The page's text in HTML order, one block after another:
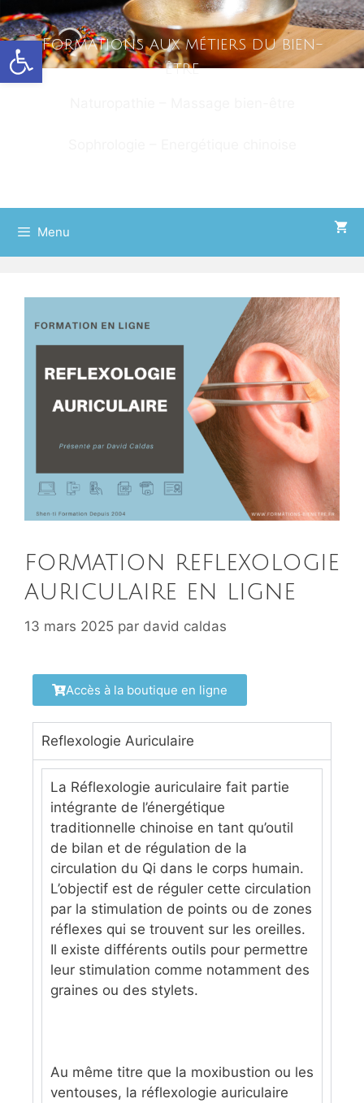
Ouvrir la barre d’outils
Formations aux métiers du bien-
être
Menu
formation reflexologie
auriculaire en ligne
13 mars 2025 par david caldas
Accès à la boutique en ligne
Reflexologie Auriculaire
La Réflexologie auriculaire fait partie
intégrante de l’énergétique
traditionnelle chinoise en tant qu’outil
de bilan et de régulation de la
circulation du Qi dans le corps humain.
L’objectif est de réguler cette circulation
par la stimulation de points ou de zones
réflexes qui se trouvent sur les oreilles.
Il existe différents outils pour permettre
leur stimulation comme notamment des
graines ou des stylets.
Au même titre que la moxibustion ou les
ventouses, la réflexologie auriculaire